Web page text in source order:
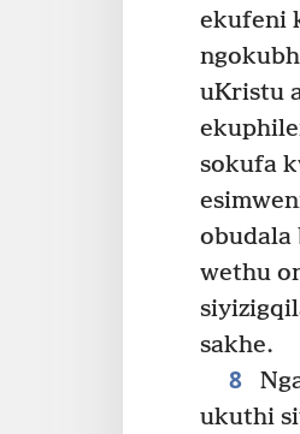
ekufeni
uKristu
sokufa
obudala
wethu
sakhe.
8
ukuthi